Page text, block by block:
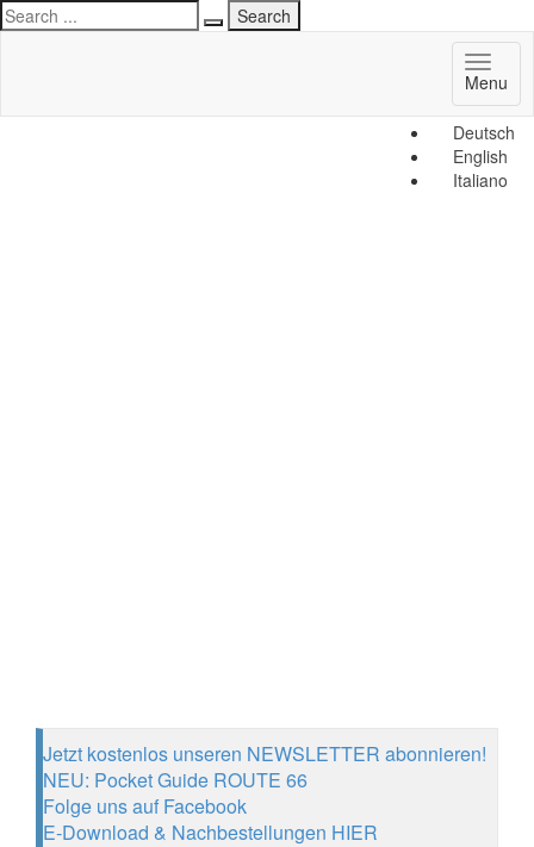
Deutsch
English
Italiano
Menu
Jetzt kostenlos unseren NEWSLETTER abonnieren!
NEU: Pocket Guide ROUTE 66
Folge uns auf Facebook
E-Download & Nachbestellungen HIER